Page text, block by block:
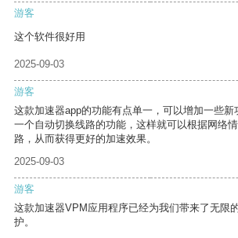
游客
这个软件很好用
2025-09-03
游客
这款加速器app的功能有点单一，可以增加一些新
一个自动切换线路的功能，这样就可以根据网络
路，从而获得更好的加速效果。
2025-09-03
游客
这款加速器VPM应用程序已经为我们带来了无限
护。